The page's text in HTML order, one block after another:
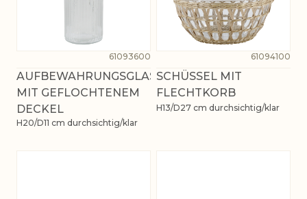
61093600
AUFBEWAHRUNGSGLAS
MIT GEFLOCHTENEM
DECKEL
H20/D11 cm durchsichtig/klar
61094100
SCHÜSSEL MIT
FLECHTKORB
H13/D27 cm durchsichtig/klar